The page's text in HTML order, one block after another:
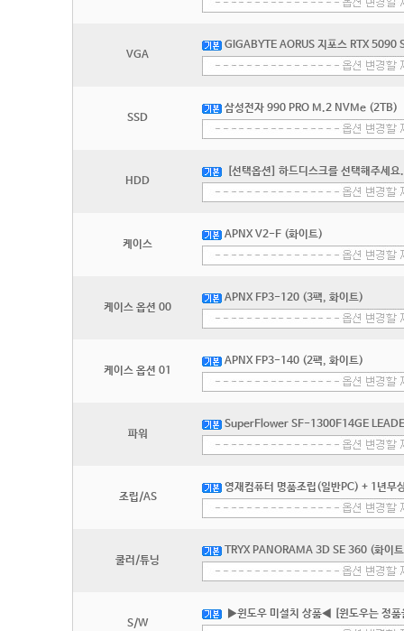
VGA
GIGABYTE AORUS 지포스 RTX 5090
SSD
삼성전자 990 PRO M.2 NVMe (2TB)
HDD
[선택옵션] 하드디스크를 선택해주세요.
케이스
APNX V2-F (화이트)
케이스 옵션 00
APNX FP3-120 (3팩, 화이트)
케이스 옵션 01
APNX FP3-140 (2팩, 화이트)
파워
SuperFlower SF-1300F14GE
조립/AS
영재컴퓨터 명품조립(일반PC) + 1년무
쿨러/튜닝
TRYX PANORAMA 3D SE 360 (화이
S/W
▶윈도우 미설치 상품◀ [윈도우는 정